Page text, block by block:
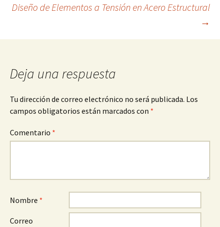
de
entradas
Diseño de Elementos a Tensión en Acero Estructural
→
Deja una respuesta
Tu dirección de correo electrónico no será publicada. Los
campos obligatorios están marcados con *
Comentario *
Nombre *
Correo